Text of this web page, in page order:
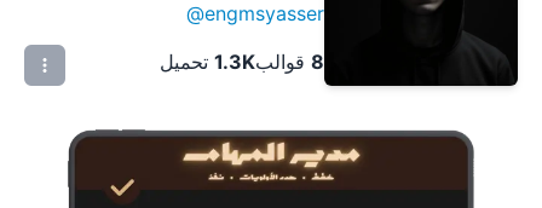
engmsyasser
@
8 قوالب1.3K تحميل